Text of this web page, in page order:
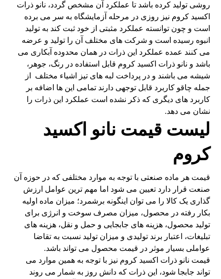
روشی تولید کرده باشد تا عملکرد آن مشخص گردد، نانو ذرات
اکسید کروم نیز روزی در مرحله آزمایشگاه به سر می برده
است و چون توانسته عملکرد مثبتی از خود ثبت کند به تولید
انبوه رسیده است و شرکت های مختلف آن را تولید و عرضه
می کنند عمده عملکرد این ذرات در همان محدوده آبکاری می
باشد و نانو ذرات اکسید کروم قابل استفاده در رنگ، جوهر،
شیشه می باشند و در پرداخت لبه های تیز اشیاء مختلف از
جمله چاقو کاربرد قابل توجهی دارند تمامی این ها اضافه بر
کاربرد های دیگری که ذکر نشده است عملکرد این ذرات را
نشان می دهد.
لیست قیمت نانو اکسید
کروم
قیمت هر ماده صنعتی با توجه به موارد مختلفی که در حوزه آن
صنعت قرار دارد تعیین می شود اما مهم ترین عوامل ارزش
گذاری یک کالا را می توان اینگونه برشمرد؛ میزان ماده اولیه
بکار رفته در محصول، میزان مصرف سوخت و انرژی برای
تولید محصول، هزینه های جابجایی و حمل و نقل، هزینه های
تبلیغات، اعتبار برند تولیدی و میزان تولید نسبت به تقاضا
عواملی بسیار موثر در قیمت محصول می تواند باشد.
قیمت نانو ذرات اکسید کروم نیز با توجه به همین موارد می
تواند جابجا شود، این ذرات که دانش روز به شمار می روند